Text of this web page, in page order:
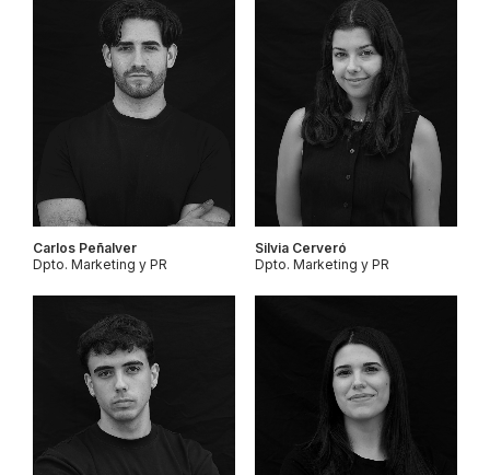
Carlos Peñalver
Dpto. Marketing y PR
Silvia Cerveró
Dpto. Marketing y PR